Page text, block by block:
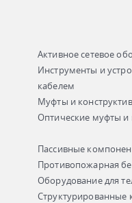
Активное сетевое
Инструменты и
кабелем
Муфты и
Оптические муфты
Пассивные
Противопожарная
Оборудование для
Структурированные